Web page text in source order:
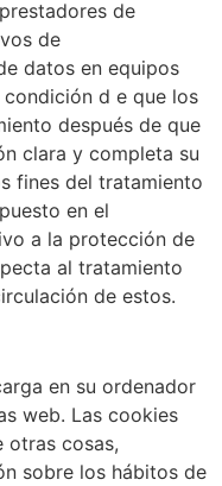
de
de
datos en equipos
d e que los
después de que
clara y completa su
fines del tratamiento
en el
a la protección de
al tratamiento
de estos.
en su ordenador
web. Las cookies
otras cosas,
sobre los hábitos de